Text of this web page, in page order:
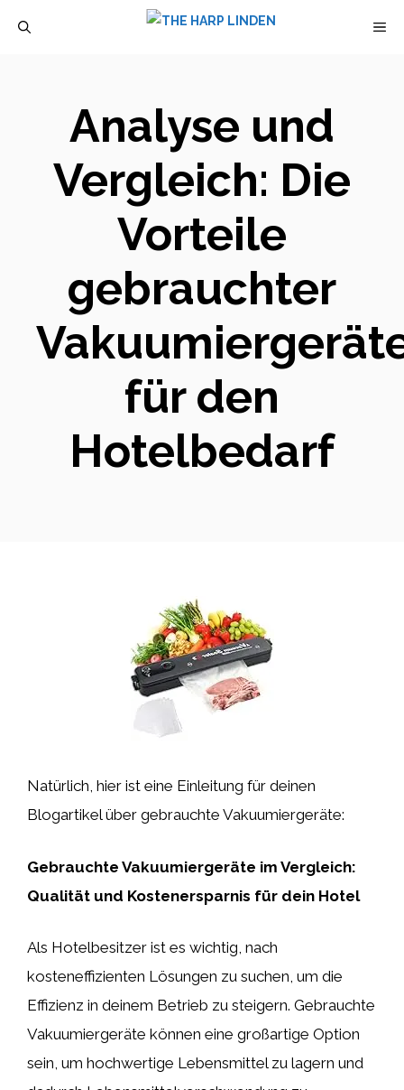
Analyse und
Vergleich: Die
Vorteile
gebrauchter
für den
Hotelbedarf
Natürlich, hier ist eine Einleitung für deinen
Blogartikel über gebrauchte Vakuumiergeräte:
Gebrauchte Vakuumiergeräte im Vergleich:
Qualität und Kostenersparnis für dein Hotel
Als Hotelbesitzer ist es wichtig, nach
kosteneffizienten Lösungen zu suchen, um die
Effizienz in deinem Betrieb zu steigern. Gebrauchte
Vakuumiergeräte können eine großartige Option
sein, um hochwertige Lebensmittel zu lagern und